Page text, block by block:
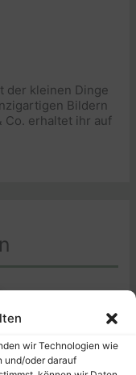
wir Technologien wie
und/oder darauf
der kleinen Dinge
Bildern
Co. erhaltet ihr auf